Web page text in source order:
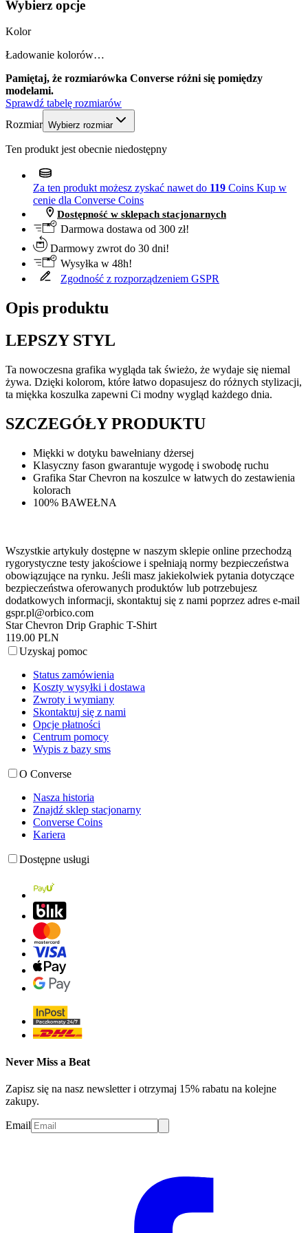
Wybierz opcje
Kolor
Ładowanie kolorów…
Pamiętaj, że rozmiarówka Converse różni się pomiędzy
modelami.
Sprawdź tabelę rozmiarów
Rozmiar Wybierz rozmiar
Ten produkt jest obecnie niedostępny
Za ten produkt możesz zyskać nawet do 119 Coins Kup w
cenie dla Converse Coins
Dostępność w sklepach stacjonarnych
Darmowa dostawa od 300 zł!
Darmowy zwrot do 30 dni!
Wysyłka w 48h!
Zgodność z rozporządzeniem GSPR
Opis produktu
LEPSZY STYL
Ta nowoczesna grafika wygląda tak świeżo, że wydaje się niemal
żywa. Dzięki kolorom, które łatwo dopasujesz do różnych stylizacji,
ta miękka koszulka zapewni Ci modny wygląd każdego dnia.
SZCZEGÓŁY PRODUKTU
Miękki w dotyku bawełniany dżersej
Klasyczny fason gwarantuje wygodę i swobodę ruchu
Grafika Star Chevron na koszulce w łatwych do zestawienia
kolorach
100% BAWEŁNA
Wszystkie artykuły dostępne w naszym sklepie online przechodzą
rygorystyczne testy jakościowe i spełniają normy bezpieczeństwa
obowiązujące na rynku. Jeśli masz jakiekolwiek pytania dotyczące
bezpieczeństwa oferowanych produktów lub potrzebujesz
dodatkowych informacji, skontaktuj się z nami poprzez adres e-mail
gspr.pl@orbico.com
Star Chevron Drip Graphic T-Shirt
119.00 PLN
Uzyskaj pomoc
Status zamówienia
Koszty wysyłki i dostawa
Zwroty i wymiany
Skontaktuj się z nami
Opcje płatności
Centrum pomocy
Wypis z bazy sms
O Converse
Nasza historia
Znajdź sklep stacjonarny
Converse Coins
Kariera
Dostępne usługi
Never Miss a Beat
Zapisz się na nasz newsletter i otrzymaj 15% rabatu na kolejne
zakupy.
Email